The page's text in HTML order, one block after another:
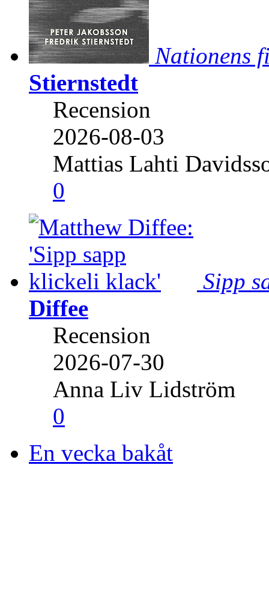
Nationens
Stiernstedt
Recension
2026-08-03
Mattias Lahti
0
Sipp
Diffee
Recension
2026-07-30
Anna Liv Lidström
0
En vecka bakåt